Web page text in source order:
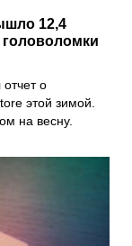
12,4
отчет о
этой зимой.
на весну.